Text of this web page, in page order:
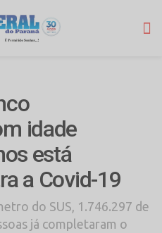
idade
está
a Covid-19
do SUS, 1.746.297 de
já completaram o